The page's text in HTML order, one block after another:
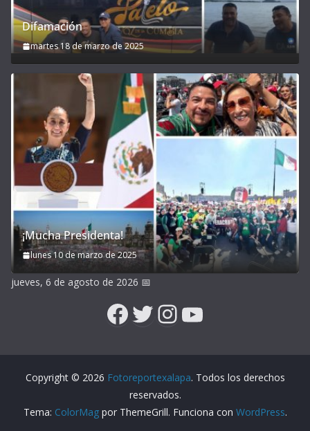
Difamación
martes 18 de marzo de 2025
¡Mucha Presidenta!
lunes 10 de marzo de 2025
jueves, 6 de agosto de 2026 📅
Facebook
Twitter
Instagram
YouTube
Copyright © 2026 Fotoreportexalapa. Todos los derechos
reservados.
Tema: ColorMagpor ThemeGrill. Funciona con WordPress.